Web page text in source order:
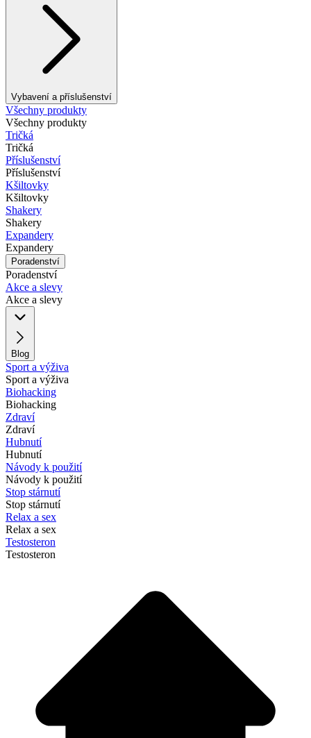
Vybavení a příslušenství
Všechny produkty
Všechny produkty
Tričká
Tričká
Příslušenství
Příslušenství
Kšiltovky
Kšiltovky
Shakery
Shakery
Expandery
Expandery
Poradenství
Poradenství
Akce a slevy
Akce a slevy
Blog
Sport a výživa
Sport a výživa
Biohacking
Biohacking
Zdraví
Zdraví
Hubnutí
Hubnutí
Návody k použití
Návody k použití
Stop stárnutí
Stop stárnutí
Relax a sex
Relax a sex
Testosteron
Testosteron